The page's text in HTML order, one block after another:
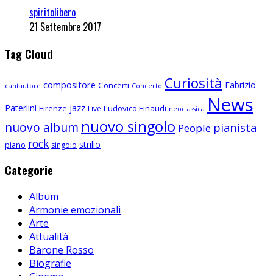
spiritolibero
21 Settembre 2017
Tag Cloud
cantautore compositore Concerti Concerto Curiosità Fabrizio
Paterlini Firenze jazz Live Ludovico Einaudi neoclassica News
nuovo album nuovo singolo People pianista
piano rock singolo strillo
Categorie
Album
Armonie emozionali
Arte
Attualità
Barone Rosso
Biografie